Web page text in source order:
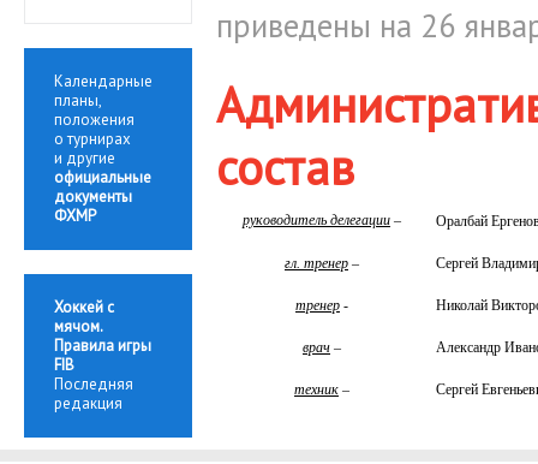
Календарные
планы,
положения
о турнирах
и другие
официальные
документы
ФХМР
Хоккей с
мячом.
Правила игры
FIB
Последняя
редакция
приведены на 26
состав
руководитель делегации – Оралбай
гл. тренер – Сергей
тренер - Николай
врач – Александр
техник – Сергей